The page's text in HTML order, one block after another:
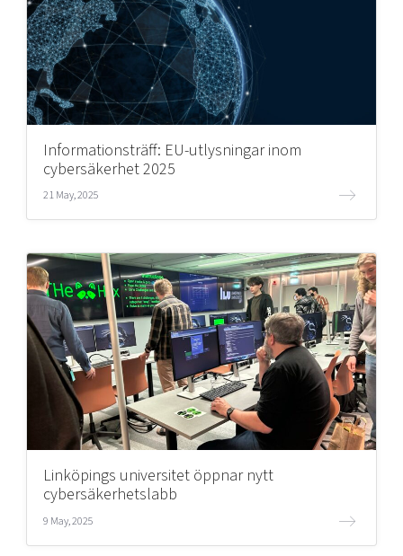
Informationsträff: EU-utlysningar inom
cybersäkerhet 2025
21 May, 2025
Linköpings universitet öppnar nytt
cybersäkerhetslabb
9 May, 2025